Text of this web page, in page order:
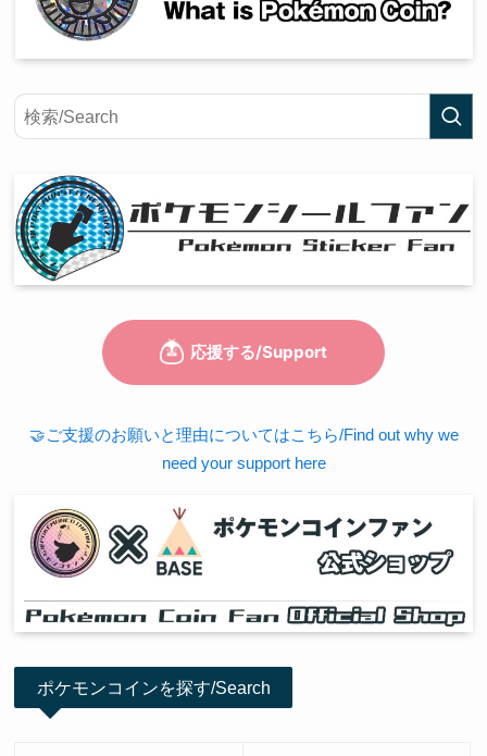
🤝ご支援のお願いと理由についてはこちら/Find out why we
need your support here
ポケモンコインを探す/Search